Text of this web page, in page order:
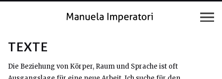
TEXTE
Die Beziehung von Körper, Raum und Sprache ist oft